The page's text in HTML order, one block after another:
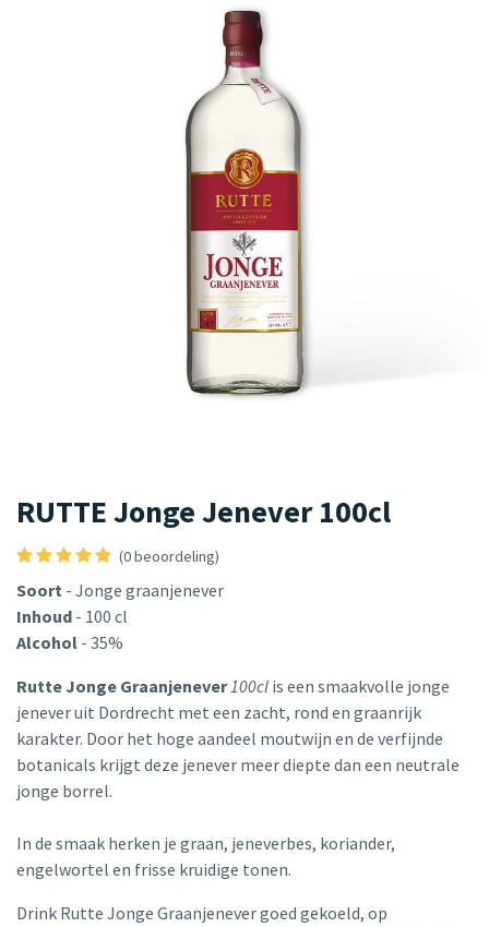
RUTTE Jonge Jenever 100cl
(0 beoordeling)
Soort - Jonge graanjenever
Inhoud - 100 cl
Alcohol - 35%
Rutte Jonge Graanjenever100cl is een smaakvolle jonge
jenever uit Dordrecht met een zacht, rond en graanrijk
karakter. Door het hoge aandeel moutwijn en de verfijnde
botanicals krijgt deze jenever meer diepte dan een neutrale
jonge borrel.
In de smaak herken je graan, jeneverbes, koriander,
engelwortel en frisse kruidige tonen.
Drink Rutte Jonge Graanjenever goed gekoeld, op